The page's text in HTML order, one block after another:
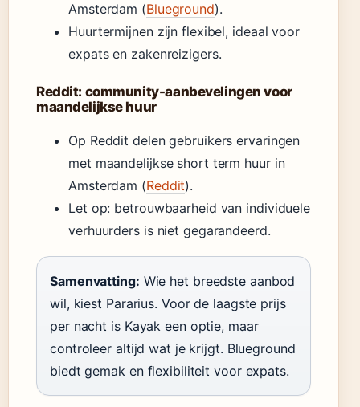
Amsterdam (Blueground).
Huurtermijnen zijn flexibel, ideaal voor
expats en zakenreizigers.
Reddit: community-aanbevelingen voor
maandelijkse huur
Op Reddit delen gebruikers ervaringen
met maandelijkse short term huur in
Amsterdam (Reddit).
Let op: betrouwbaarheid van individuele
verhuurders is niet gegarandeerd.
Samenvatting: Wie het breedste aanbod
wil, kiest Pararius. Voor de laagste prijs
per nacht is Kayak een optie, maar
controleer altijd wat je krijgt. Blueground
biedt gemak en flexibiliteit voor expats.